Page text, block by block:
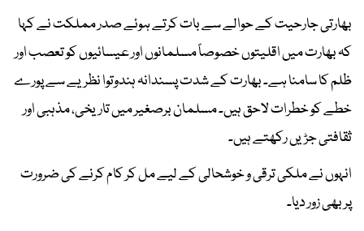
بھارتی جارحیت کے حوالے سے بات کرتے ہوئے صدر مملکت نے کہا
کہ بھارت میں اقلیتوں خصوصاً مسلمانوں اور عیسائیوں کو تعصب اور
ظلم کا سامنا ہے۔ بھارت کے شدت پسندانہ ہندوتوا نظریے سے پورے
خطے کو خطرات لاحق ہیں۔ مسلمان برصغیر میں تاریخی، مذہبی اور
ثقافتی جڑیں رکھتے ہیں۔
انہوں نے ملکی ترقی و خوشحالی کے لیے مل کر کام کرنے کی ضرورت
پر بھی زور دیا۔